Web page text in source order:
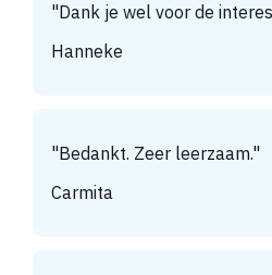
"Dank je wel voor de
Hanneke
"Bedankt. Zeer leerzaam."
Carmita